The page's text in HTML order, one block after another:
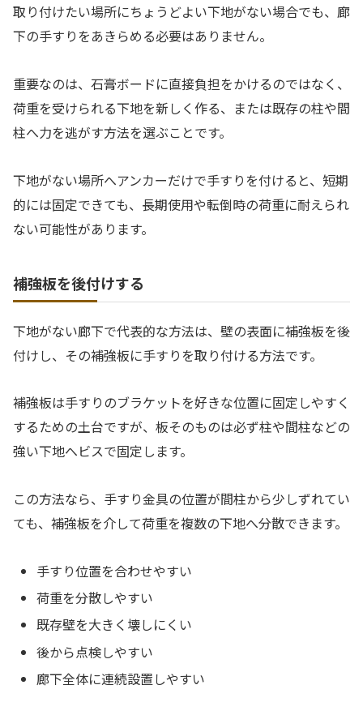
取り付けたい場所にちょうどよい下地がない場合でも、廊
下の手すりをあきらめる必要はありません。
重要なのは、石膏ボードに直接負担をかけるのではなく、
荷重を受けられる下地を新しく作る、または既存の柱や間
柱へ力を逃がす方法を選ぶことです。
下地がない場所へアンカーだけで手すりを付けると、短期
的には固定できても、長期使用や転倒時の荷重に耐えられ
ない可能性があります。
補強板を後付けする
下地がない廊下で代表的な方法は、壁の表面に補強板を後
付けし、その補強板に手すりを取り付ける方法です。
補強板は手すりのブラケットを好きな位置に固定しやすく
するための土台ですが、板そのものは必ず柱や間柱などの
強い下地へビスで固定します。
この方法なら、手すり金具の位置が間柱から少しずれてい
ても、補強板を介して荷重を複数の下地へ分散できます。
手すり位置を合わせやすい
荷重を分散しやすい
既存壁を大きく壊しにくい
後から点検しやすい
廊下全体に連続設置しやすい